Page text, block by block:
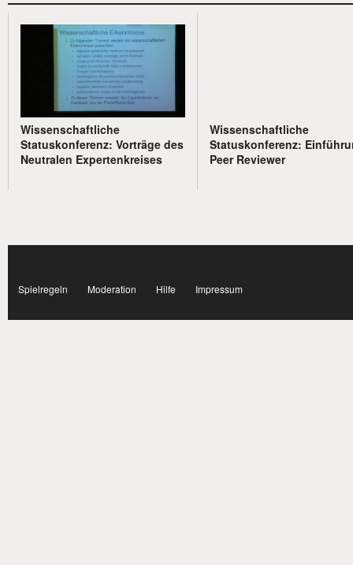
Wissenschaftliche
Statuskonferenz: Vorträge des
Neutralen Expertenkreises
Wissenschaftliche
Statuskonferenz:
Peer Reviewer
Spielregeln Moderation Hilfe Impressum